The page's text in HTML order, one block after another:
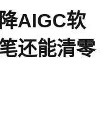
AIGC软
还能清零